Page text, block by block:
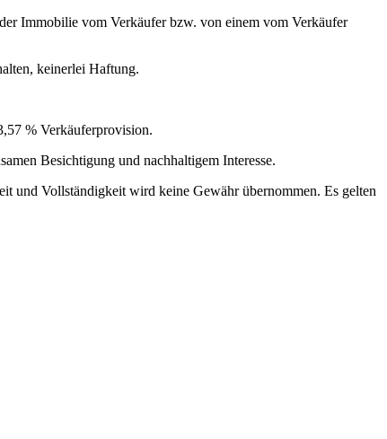
Immobilie vom Verkäufer bzw. von einem vom Verkäufer
keinerlei Haftung.
% Verkäuferprovision.
Besichtigung und nachhaltigem Interesse.
und Vollständigkeit wird keine Gewähr übernommen. Es gelten